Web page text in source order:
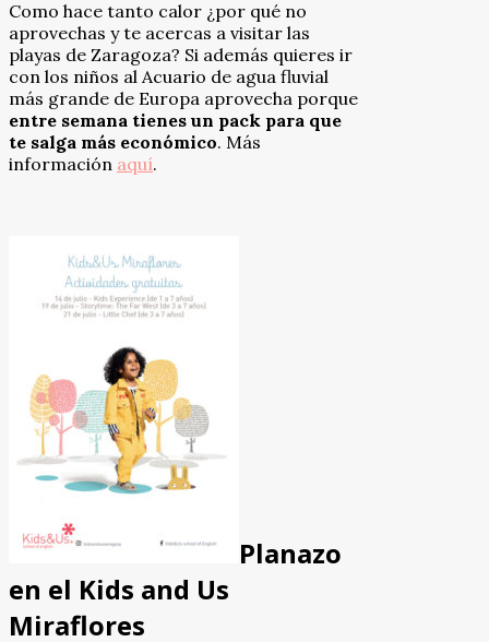
Como hace tanto calor ¿por qué no
aprovechas y te acercas a visitar las
playas de Zaragoza? Si además quieres ir
con los niños al Acuario de agua fluvial
más grande de Europa aprovecha porque
entre semana tienes un pack para que
te salga más económico. Más
información aquí.
Planazo
en el Kids and Us
Miraflores